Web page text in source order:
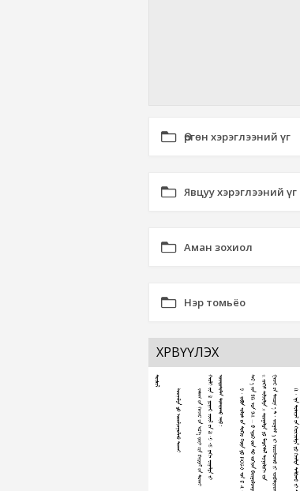
Өргөн хэрэглээний үг
Явцуу хэрэглээний үг
Аман зохиол
Нэр томьёо
ХӨРВҮҮЛЭХ